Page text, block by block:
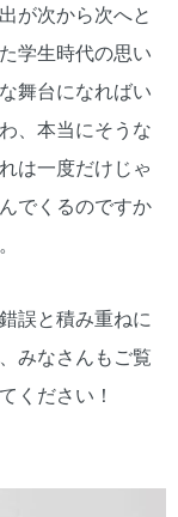
が次から次へと
学生時代の思い
舞台になればい
、本当にそうな
は一度だけじゃ
でくるのですか
誤と積み重ねに
みなさんもご覧
ください！